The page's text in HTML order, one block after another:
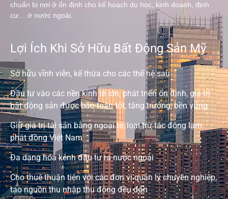
chuẩn bị nơi ở ổn định cho kế hoạch du học, kinh doanh, định
cư… ở nước ngoài.
Lợi Ích Khi Sở Hữu Bất Động Sản Mỹ
Sở hữu vĩnh viễn, kế thừa cho các thế hệ sau
Đầu tư vào các nền kinh tế lớn, phát triển ổn định, giá trị
bất động sản được bảo toàn tốt, tăng trưởng, bền vững
Giữ giá trị tài sản bằng ngoại tệ, loại trừ tác động lạm
phát đồng Việt Nam
Đa dạng hóa kênh đầu tư ra nước ngoài
Cho thuê thuận tiện với các đơn vị quản lý chuyên nghiệp,
tạo nguồn thu nhập thụ động đều đặn